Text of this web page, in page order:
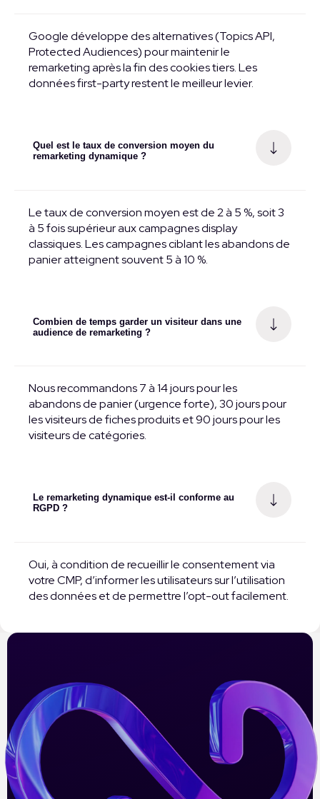
Google développe des alternatives (Topics API,
Protected Audiences) pour maintenir le
remarketing après la fin des cookies tiers. Les
données first-party restent le meilleur levier.
Quel est le taux de conversion moyen du
remarketing dynamique ?
Le taux de conversion moyen est de 2 à 5 %, soit 3
à 5 fois supérieur aux campagnes display
classiques. Les campagnes ciblant les abandons de
panier atteignent souvent 5 à 10 %.
Combien de temps garder un visiteur dans une
audience de remarketing ?
Nous recommandons 7 à 14 jours pour les
abandons de panier (urgence forte), 30 jours pour
les visiteurs de fiches produits et 90 jours pour les
visiteurs de catégories.
Le remarketing dynamique est-il conforme au
RGPD ?
Oui, à condition de recueillir le consentement via
votre CMP, d’informer les utilisateurs sur l’utilisation
des données et de permettre l’opt-out facilement.